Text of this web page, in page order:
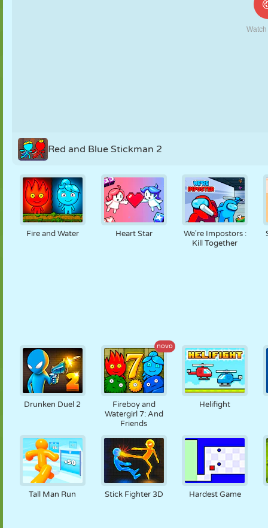
VELHA
Red and Blue Stickman 2
Fire and Water Heart Star
We're Impostors :
Kill Together
Drunken Duel 2
novo
Fireboy and
Watergirl 7: And
Friends
Helifight
Tall Man Run Stick Fighter 3D Hardest Game